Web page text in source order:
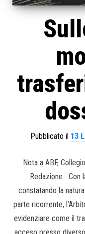
Pubblicato il 13
Nota a ABF,
Redazione Con
constatando la
parte ricorrente,
evidenziare come il